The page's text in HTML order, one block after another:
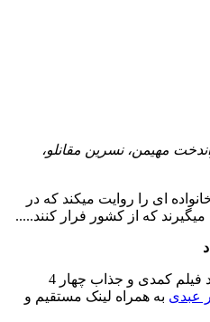
مهیمن، نسرین مقانلو،
ای را روایت میکند که در
| دانلود فیلم کمدی و جذاب چهار 4
عبدی به همراه لینک مستقیم و